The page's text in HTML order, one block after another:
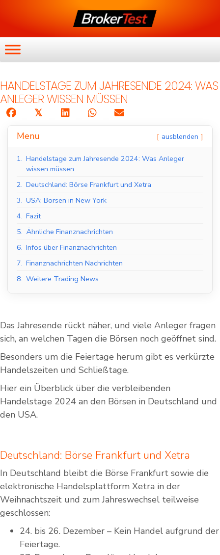
HANDELSTAGE ZUM JAHRESENDE 2024: WAS
ANLEGER WISSEN MÜSSEN
𝕏
Menu ausblenden
1. Handelstage zum Jahresende 2024: Was Anleger
wissen müssen
2. Deutschland: Börse Frankfurt und Xetra
3. USA: Börsen in New York
4. Fazit
5. Ähnliche Finanznachrichten
6. Infos über Finanznachrichten
7. Finanznachrichten Nachrichten
8. Weitere Trading News
Das Jahresende rückt näher, und viele Anleger fragen
sich, an welchen Tagen die Börsen noch geöffnet sind.
Besonders um die Feiertage herum gibt es verkürzte
Handelszeiten und Schließtage.
Hier ein Überblick über die verbleibenden
Handelstage 2024 an den Börsen in Deutschland und
den USA.
Deutschland: Börse Frankfurt und Xetra
In Deutschland bleibt die Börse Frankfurt sowie die
elektronische Handelsplattform Xetra in der
Weihnachtszeit und zum Jahreswechsel teilweise
geschlossen:
24. bis 26. Dezember – Kein Handel aufgrund der
Feiertage.